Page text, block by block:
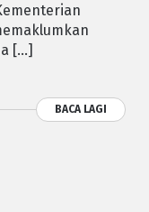
[…]
BACA LAGI